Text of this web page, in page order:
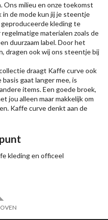
Ons milieu en onze toekomst
in de mode kun jij je steentje
kleding te
materialen zoals de
duurzaam label. Door het
dragen ook wij ons steentje bij
draagt Kaffe curve ook
gaat langer mee, is
items. Een goede broek,
jou alleen maar makkelijk om
Kaffe curve denkt aan de
kleding en officeel